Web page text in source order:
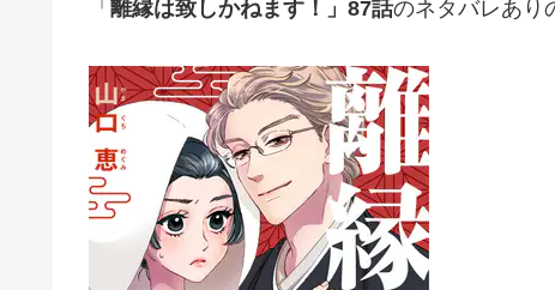
「 離縁は致しかねます！」87話のネタバレあり